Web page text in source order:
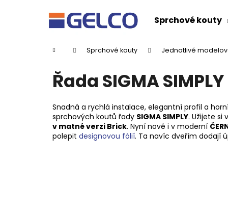
Sprchové kouty
Domů Sprchové kouty Jednotlivé
Řada SIGMA SIMPLY
Snadná a rychlá instalace, elegantní profil a
sprchových koutů řady SIGMA SIMPLY. Užijete si
v matné verzi Brick. Nyní nově i v moderní
polepit designovou fólií. Ta navíc dveřím dodají